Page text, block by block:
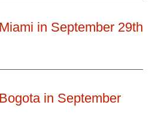
in September 29th
in September